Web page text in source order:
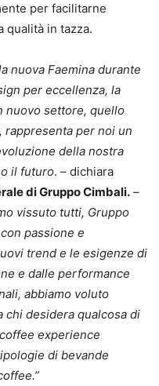
per facilitarne
qualità in tazza.
nuova Faemina durante
per eccellenza, la
nuovo settore, quello
rappresenta per noi un
della nostra
il futuro. – dichiara
di Gruppo Cimbali. –
vissuto tutti, Gruppo
passione e
trend e le esigenze di
e dalle performance
abbiamo voluto
chi desidera qualcosa di
experience
di bevande